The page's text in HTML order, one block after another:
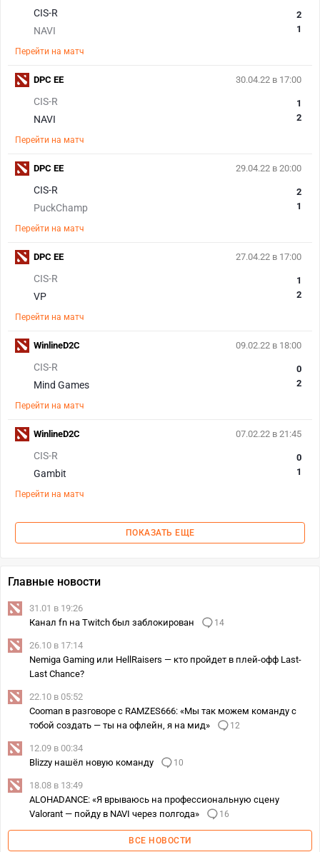
CIS-R
NAVI
2
1
Перейти на матч
30.04.22 в 17:00
CIS-R
NAVI
1
2
Перейти на матч
DPC EE
29.04.22 в 20:00
CIS-R
PuckChamp
2
1
Перейти на матч
DPC EE
27.04.22 в 17:00
CIS-R
VP
1
2
Перейти на матч
DPC EE
09.02.22 в 18:00
CIS-R
Mind Games
0
2
Перейти на матч
WinlineD2C
07.02.22 в 21:45
CIS-R
Gambit
0
1
Перейти на матч
WinlineD2C
ПОКАЗАТЬ ЕЩЕ
Главные новости
31.01 в 19:26
Канал fn на Twitch был заблокирован
14
26.10 в 17:14
Nemiga Gaming или HellRaisers — кто пройдет в плей-офф Last-
Last Chance?
22.10 в 05:52
Cooman в разговоре с RAMZES666: «Мы так можем команду с
тобой создать — ты на офлейн, я на мид»
12
12.09 в 00:34
Blizzy нашёл новую команду
10
18.08 в 13:49
ALOHADANCE: «Я врываюсь на профессиональную сцену
Valorant — пойду в NAVI через полгода»
16
ВСЕ НОВОСТИ